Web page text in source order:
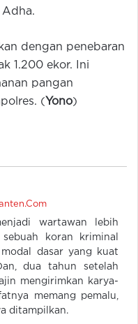
dengan penebaran
1.200 ekor. Ini
pangan
( Yono)
wartawan lebih
koran kriminal
dasar yang kuat
dua tahun setelah
mengirimkan karya-
memang pemalu,
ditampilkan.